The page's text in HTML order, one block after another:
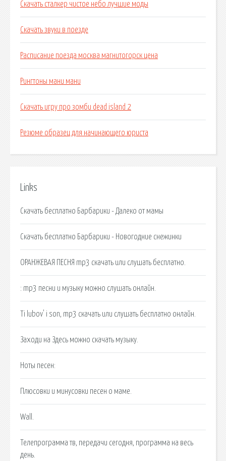
Скачать сталкер чистое небо лучшие моды
Скачать звуки в поезде
Расписание поезда москва магнитогорск цена
Рингтоны мани мани
Скачать игру про зомби dead island 2
Резюме образец для начинающего юриста
Links
Скачать бесплатно Барбарики - Далеко от мамы
Скачать бесплатно Барбарики - Новогодние снежинки
ОРАНЖЕВАЯ ПЕСНЯ mp3 скачать или слушать бесплатно.
: mp3 песни и музыку можно слушать онлайн.
Ti lubov' i son, mp3 скачать или слушать бесплатно онлайн.
Заходи на Здесь можно cкачать музыку.
Ноты песен:
Плюсовки и минусовки песен о маме.
Wall.
Телепрограмма тв, передачи сегодня, программа на весь
день.